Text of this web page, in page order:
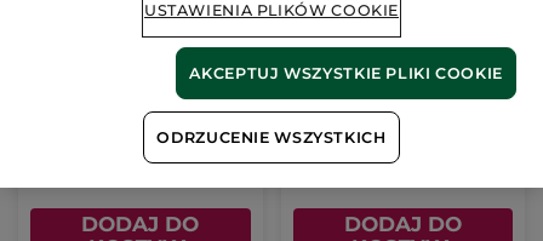
pielęgnacja rąk&stóp
DODAJ DO
Malina & Mięta
44.90 zł
DODAJ DO
USTAWIENIA PLIKÓW COOKIE
ODRZUCENIE WSZYSTKICH
AKCEPTUJ WSZYSTKIE PLIKI COOKIE